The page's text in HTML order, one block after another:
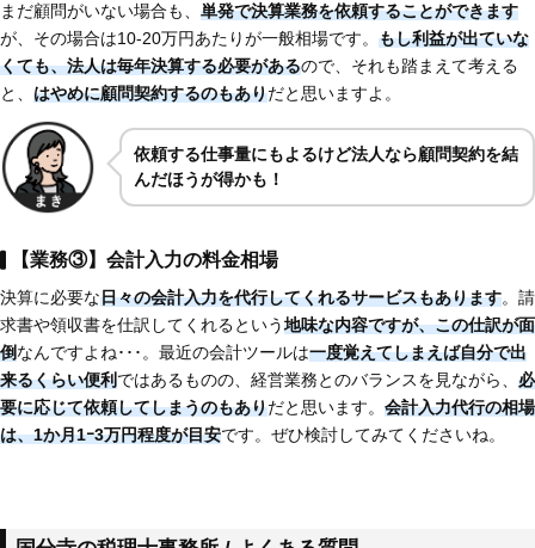
まだ顧問がいない場合も、 単発で決算業務を依頼することができます
が、その場合は10-20万円あたりが一般相場です。 もし利益が出ていな
くても、法人は毎年決算する必要があるので、それも踏まえて考える
と、 はやめに顧問契約するのもありだと思いますよ。
依頼する仕事量にもよるけど法人なら顧問契約を結
んだほうが得かも！
【業務③】会計入力の料金相場
決算に必要な日々の会計入力を代行してくれるサービスもあります。請
求書や領収書を仕訳してくれるという地味な内容ですが、この仕訳が面
倒なんですよね･･･。最近の会計ツールは一度覚えてしまえば自分で出
来るくらい便利ではあるものの、経営業務とのバランスを見ながら、 必
要に応じて依頼してしまうのもありだと思います。 会計入力代行の相場
は、1か月1ｰ3万円程度が目安です。ぜひ検討してみてくださいね。